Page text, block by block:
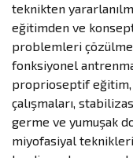
teknikten
eğitimden ve
problemleri
fonksiyonel
proprioseptif eğitim,
çalışmaları,
germe ve yumuşak
miyofasiyal